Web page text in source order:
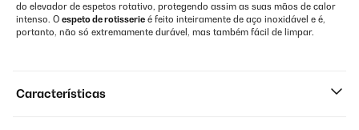
do elevador de espetos rotativo, protegendo assim as suas mãos de calor
intenso. O espeto de rotisserie é feito inteiramente de aço inoxidável e é,
portanto, não só extremamente durável, mas também fácil de limpar.
Características